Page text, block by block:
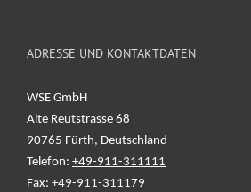
ADRESSE UND KONTAKTDATEN
WSE GmbH
Alte Reutstrasse 68
90765 Fürth, Deutschland
Telefon: +49-911-311111
Fax: +49-911-311179